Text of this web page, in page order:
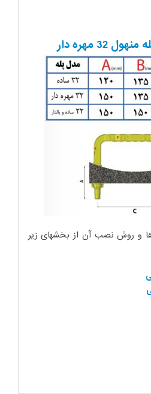
مهره دار
ها و روش نصب آن از بخشهای زیر